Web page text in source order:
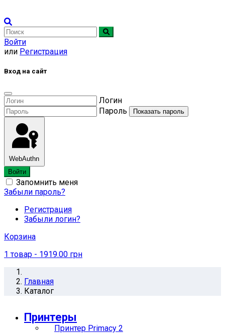
Войти
или Регистрация
Вход на сайт
Логин
Пароль
Показать пароль
WebAuthn
Войти
Запомнить меня
Забыли пароль?
Регистрация
Забыли логин?
Корзина
1 товар - 1919.00 грн
Главная
Каталог
Принтеры
Принтер Primacy 2